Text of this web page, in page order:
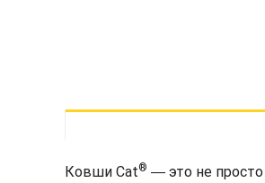
Ковши Cat® ― это не